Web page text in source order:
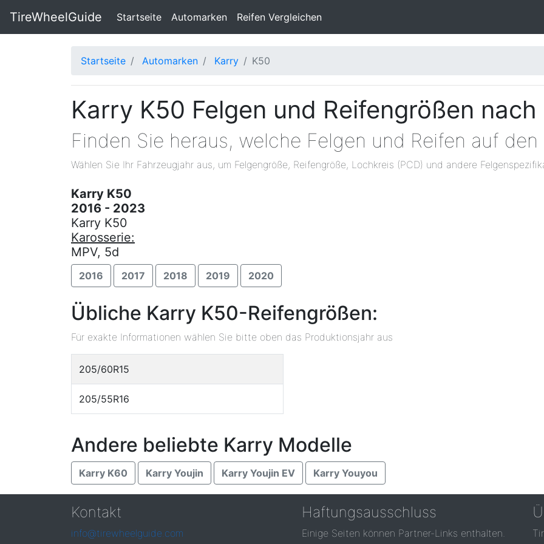
TireWheelGuide Startseite(current)
Automarken Reifen Vergleichen
Startseite Automarken Karry K50
Karry K50 Felgen und Reifengrößen
Finden Sie heraus, welche Felgen und Reifen auf
Wählen Sie Ihr Fahrzeugjahr aus, um Felgengröße, Reifengröße, Lochkreis (PCD) und andere
Karry K50
2016 - 2023
Karry K50
Karosserie:
MPV, 5d
2016 2017 2018 2019 2020
Übliche Karry K50-Reifengrößen:
Für exakte Informationen wählen Sie bitte oben das Produktionsjahr aus
205/60R15
205/55R16
Andere beliebte Karry Modelle
Karry K60 Karry Youjin Karry Youjin EV Karry Youyou
Kontakt
info@tirewheelguide.com
Haftungsausschluss
Einige Seiten können Partner-Links enthalten.